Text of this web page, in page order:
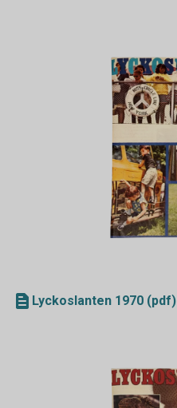
Lyckoslanten 1970 (pdf)